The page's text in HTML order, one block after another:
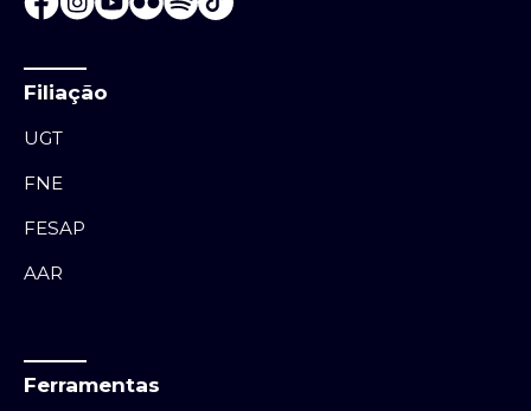
Filiação
UGT
FNE
FESAP
AAR
Ferramentas